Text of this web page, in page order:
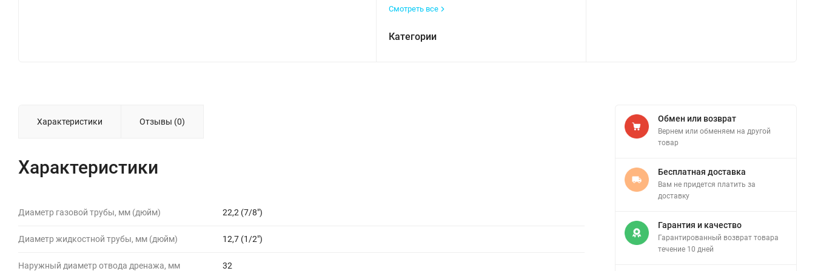
Смотреть все
Категории
Характеристики Отзывы (0)
Характеристики
Диаметр газовой трубы, мм (дюйм) 22,2 (7/8")
Диаметр жидкостной трубы, мм (дюйм) 12,7 (1/2")
Наружный диаметр отвода дренажа, мм 32
Обмен или возврат
Вернем или обменяем на другой
товар
Бесплатная доставка
Вам не придется платить за
доставку
Гарантия и качество
Гарантированный возврат товара
течение 10 дней